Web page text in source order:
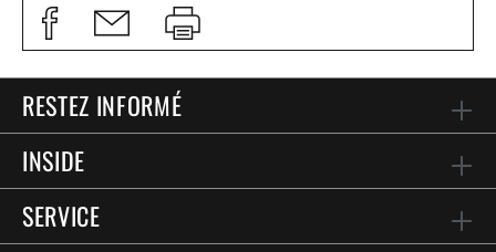
RESTEZ INFORMÉ
INSIDE
SERVICE